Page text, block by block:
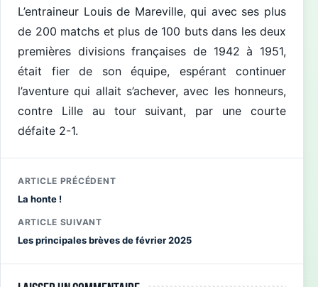
L’entraineur Louis de Mareville, qui avec ses plus
de 200 matchs et plus de 100 buts dans les deux
premières divisions françaises de 1942 à 1951,
était fier de son équipe, espérant continuer
l’aventure qui allait s’achever, avec les honneurs,
contre Lille au tour suivant, par une courte
défaite 2-1.
ARTICLE PRÉCÉDENT
La honte !
ARTICLE SUIVANT
Les principales brèves de février 2025